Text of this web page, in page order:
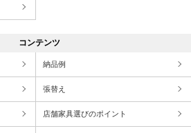
コンテンツ
納品例
張替え
店舗家具選びのポイント